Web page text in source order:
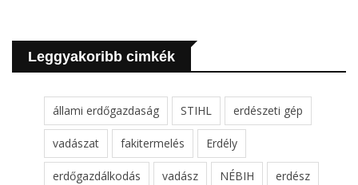
Leggyakoribb cimkék
állami erdőgazdaság STIHL erdészeti gép
vadászat fakitermelés Erdély
erdőgazdálkodás vadász NÉBIH erdész